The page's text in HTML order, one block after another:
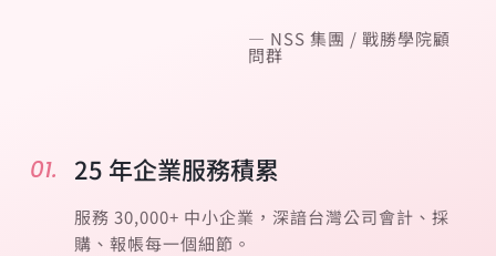
— NSS 集團 / 戰勝學院顧
問群
01. 25 年企業服務積累
服務 30,000+ 中小企業，深諳台灣公司會計、採
購、報帳每一個細節。